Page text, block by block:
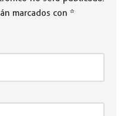
marcados con *